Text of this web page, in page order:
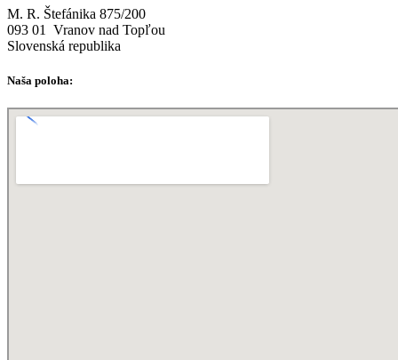
M. R. Štefánika 875/200
093 01 Vranov nad Topľou
Slovenská republika
Naša poloha: